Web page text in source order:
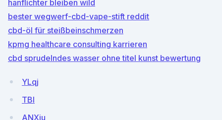
hanflichter bleiben wild
bester wegwerf-cbd-vape-stift reddit
cbd-öl für steißbeinschmerzen
kpmg healthcare consulting karrieren
cbd sprudelndes wasser ohne titel kunst bewertung
YLqj
TBl
ANXiu